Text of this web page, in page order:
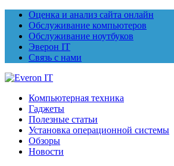
Оценка и анализ сайта онлайн
Обслуживание компьютеров
Обслуживание ноутбуков
Эверон IT
Связь с нами
Компьютерная техника
Гаджеты
Полезные статьи
Установка операционной системы
Обзоры
Новости